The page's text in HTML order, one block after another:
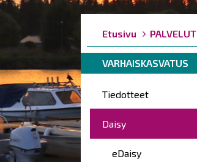
Breadcrumbs
You
are
here:
Etusivu PALVELUT
Breadcrumbs
are
here:
VARHAISKASVATUS
Päävalikko
Tiedotteet
Daisy
eDaisy